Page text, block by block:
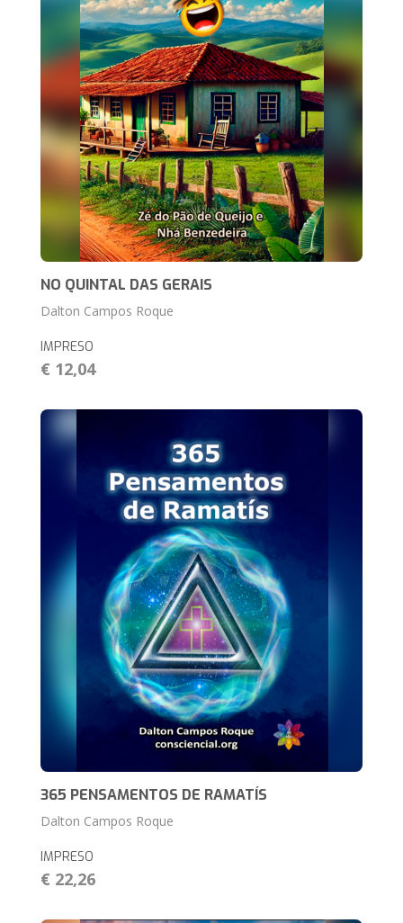
NO QUINTAL DAS GERAIS
Dalton Campos Roque
IMPRESO
€ 12,04
365 PENSAMENTOS DE RAMATÍS
Dalton Campos Roque
IMPRESO
€ 22,26